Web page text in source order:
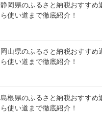
静岡県のふるさと納税おすすめ
ら使い道まで徹底紹介！
岡山県のふるさと納税おすすめ
ら使い道まで徹底紹介！
島根県のふるさと納税おすすめ
ら使い道まで徹底紹介！